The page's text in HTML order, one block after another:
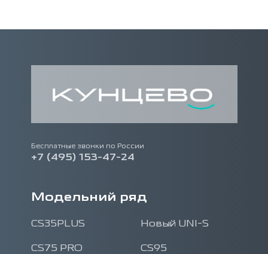
Бесплатные звонки по России
+7 (495) 153-47-24
Модельний ряд
CS35PLUS Новый UNI-S
CS75 PRO CS95